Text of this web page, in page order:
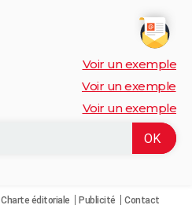
Voir un exemple
Voir un exemple
Voir un exemple
Charte éditoriale Publicité Contact